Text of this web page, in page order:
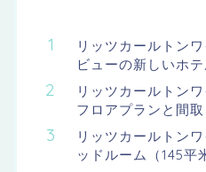
リッツカールトン
ビューの新しいホ
リッツカールトン
フロアプランと間
リッツカールトン
ッドルーム（145平